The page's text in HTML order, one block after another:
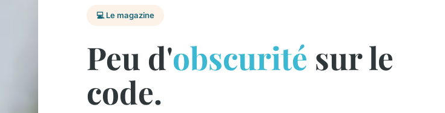
💻 Le magazine
Peu d'obscurité sur le
code.